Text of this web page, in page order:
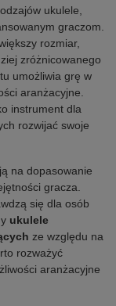
ukulele,
graczom.
rozmiar,
zróżnicowanego
umożliwia grę w
aranżacyjne.
instrument dla
rozwijać swoje
na dopasowanie
gracza.
się dla osób
ukulele
ze względu na
rozważyć
aranżacyjne